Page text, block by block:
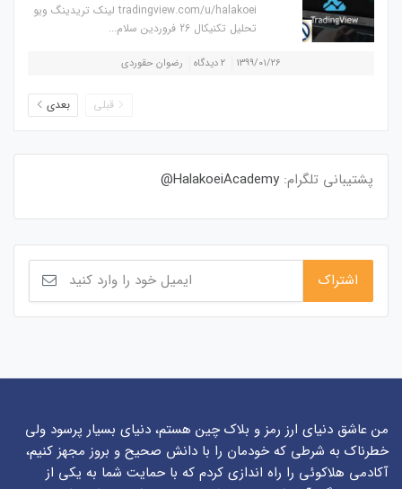
tradingview.com/u/halakoei لینک تریدینگ ویو
تحلیل تکنیکال 26 فروردین سلام...
۱۳۹۹/۰۱/۲۶ ۲ دیدگاه رضوان حقوردی
قبلی بعدی
پشتیبانی تلگرام: HalakoeiAcademy@
من عاشق دنیای ارز رمز و بلاک چین هستم، دنیای بسیار پرسود ولی
خطرناک به شرطی که خودمان را با دانش صحیح و بروز مجهز کنیم،
آکادمی هلاکوئی را راه اندازی کردم که با حمایت شما به یکی از